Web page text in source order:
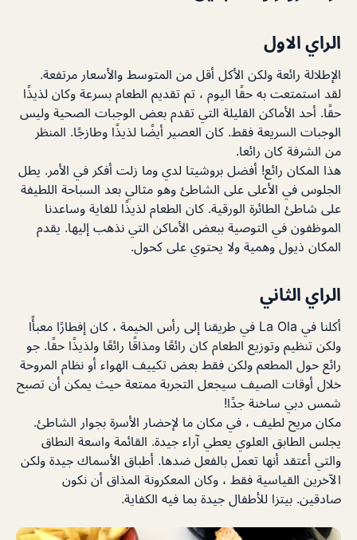
الراي الاول
الإطلالة رائعة ولكن الأكل أقل من المتوسط والأسعار مرتفعة.
لقد استمتعت به حقًا اليوم ، تم تقديم الطعام بسرعة وكان لذيذًا
حقًا. أحد الأماكن القليلة التي تقدم بعض الوجبات الصحية وليس
الوجبات السريعة فقط. كان العصير أيضًا لذيذًا وطازجًا. المنظر
من الشرفة كان رائعا.
هذا المكان رائع! أفضل بروشيتا لدي وما زلت أفكر في الأمر. يطل
الجلوس في الأعلى على الشاطئ وهو مثالي بعد السباحة اللطيفة
على شاطئ الطائرة الورقية. كان الطعام لذيذًا للغاية وساعدنا
الموظفون في التوصية ببعض الأماكن التي نذهب إليها. يقدم
المكان ذيول وهمية ولا يحتوي على كحول.
الراي الثاني
أكلنا في La Ola في طريقنا إلى رأس الخيمة ، كان إفطارًا معبأًا
ولكن تنظيم وتوزيع الطعام كان رائعًا ومذاقًا رائعًا ولذيذًا حقًا. جو
رائع حول المطعم ولكن فقط بعض تكييف الهواء أو نظام المروحة
خلال أوقات الصيف سيجعل التجربة ممتعة حيث يمكن أن تصبح
شمس دبي ساخنة جدًا!
مكان مريح لطيف ، في مكان ما لإحضار الأسرة بجوار الشاطئ.
يجلس الطابق العلوي يعطي آراء جيدة. القائمة واسعة النطاق
والتي أعتقد أنها تعمل بالفعل ضدها. أطباق الأسماك جيدة ولكن
الآخرين القياسية فقط ، وكان المعكرونة المذاق أن نكون
صادقين. بيتزا للأطفال جيدة بما فيه الكفاية.